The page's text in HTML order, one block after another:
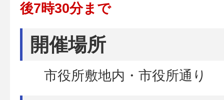
後7時30分まで
開催場所
市役所敷地内・市役所通り